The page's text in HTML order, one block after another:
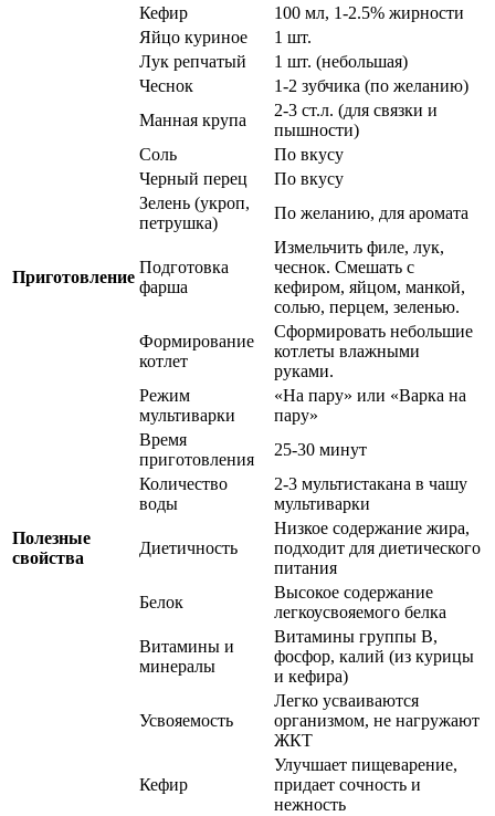
Кефир
100 мл, 1-2.5% жирности
Яйцо куриное
1 шт.
Лук репчатый
1 шт. (небольшая)
Чеснок
1-2 зубчика (по желанию)
Манная крупа
2-3 ст.л. (для связки и
пышности)
Соль
По вкусу
Черный перец
По вкусу
Зелень (укроп,
петрушка)
По желанию, для аромата
Приготовление
Подготовка
фарша
Измельчить филе, лук,
чеснок. Смешать с
кефиром, яйцом, манкой,
солью, перцем, зеленью.
Формирование
котлет
Сформировать небольшие
котлеты влажными
руками.
Режим
мультиварки
«На пару» или «Варка на
пару»
Время
приготовления
25-30 минут
Количество
воды
2-3 мультистакана в чашу
мультиварки
Полезные
свойства
Диетичность
Низкое содержание жира,
подходит для диетического
питания
Белок
Высокое содержание
легкоусвояемого белка
Витамины и
минералы
Витамины группы B,
фосфор, калий (из курицы
и кефира)
Усвояемость
Легко усваиваются
организмом, не нагружают
ЖКТ
Кефир
Улучшает пищеварение,
придает сочность и
нежность